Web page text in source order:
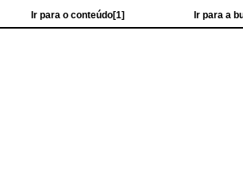
Ir para o conteúdo[1] Ir para a